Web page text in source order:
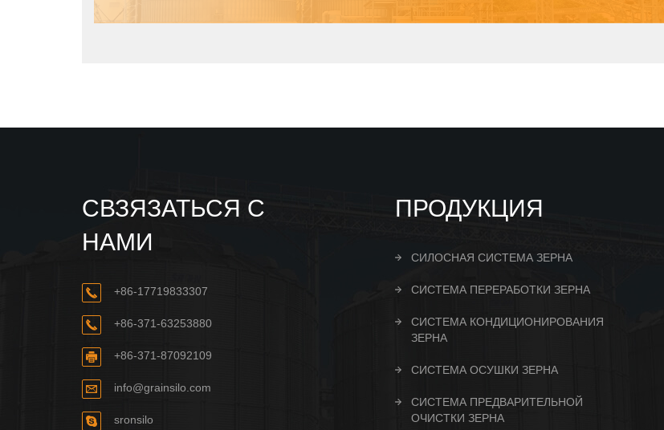
СВЗЯЗАТЬСЯ С
НАМИ
+86-17719833307
+86-371-63253880
+86-371-87092109
info@grainsilo.com
sronsilo
ПРОДУКЦИЯ
СИЛОСНАЯ СИСТЕМА ЗЕРНА
СИСТЕМА ПЕРЕРАБОТКИ ЗЕРНА
СИСТЕМА КОНДИЦИОНИРОВАНИЯ
ЗЕРНА
СИСТЕМА ОСУШКИ ЗЕРНА
СИСТЕМА ПРЕДВАРИТЕЛЬНОЙ
ОЧИСТКИ ЗЕРНА